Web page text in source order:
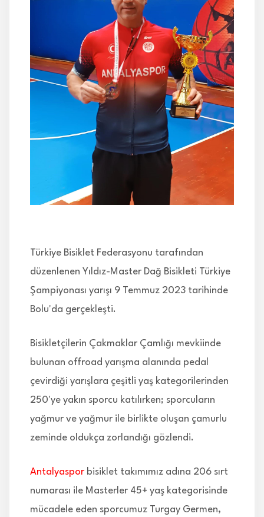
Türkiye Bisiklet Federasyonu tarafından
düzenlenen Yıldız-Master Dağ Bisikleti Türkiye
Şampiyonası yarışı 9 Temmuz 2023 tarihinde
Bolu'da gerçekleşti.
Bisikletçilerin Çakmaklar Çamlığı mevkiinde
bulunan offroad yarışma alanında pedal
çevirdiği yarışlara çeşitli yaş kategorilerinden
250'ye yakın sporcu katılırken; sporcuların
yağmur ve yağmur ile birlikte oluşan çamurlu
zeminde oldukça zorlandığı gözlendi.
Antalyaspor bisiklet takımımız adına 206 sırt
numarası ile Masterler 45+ yaş kategorisinde
mücadele eden sporcumuz Turgay Germen,